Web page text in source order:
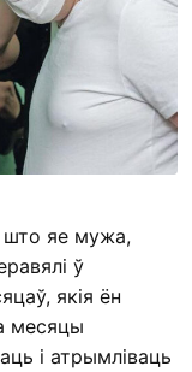
што яе мужа,
ў
якія ён
месяцы
і атрымліваць